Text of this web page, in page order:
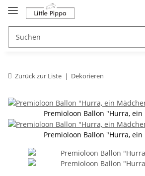
Zum Hauptinhalt springen
springen
Zurück zur Liste Dekorieren
Premioloon Ballon "Hurra, ein
Premioloon Ballon "Hurra, ein